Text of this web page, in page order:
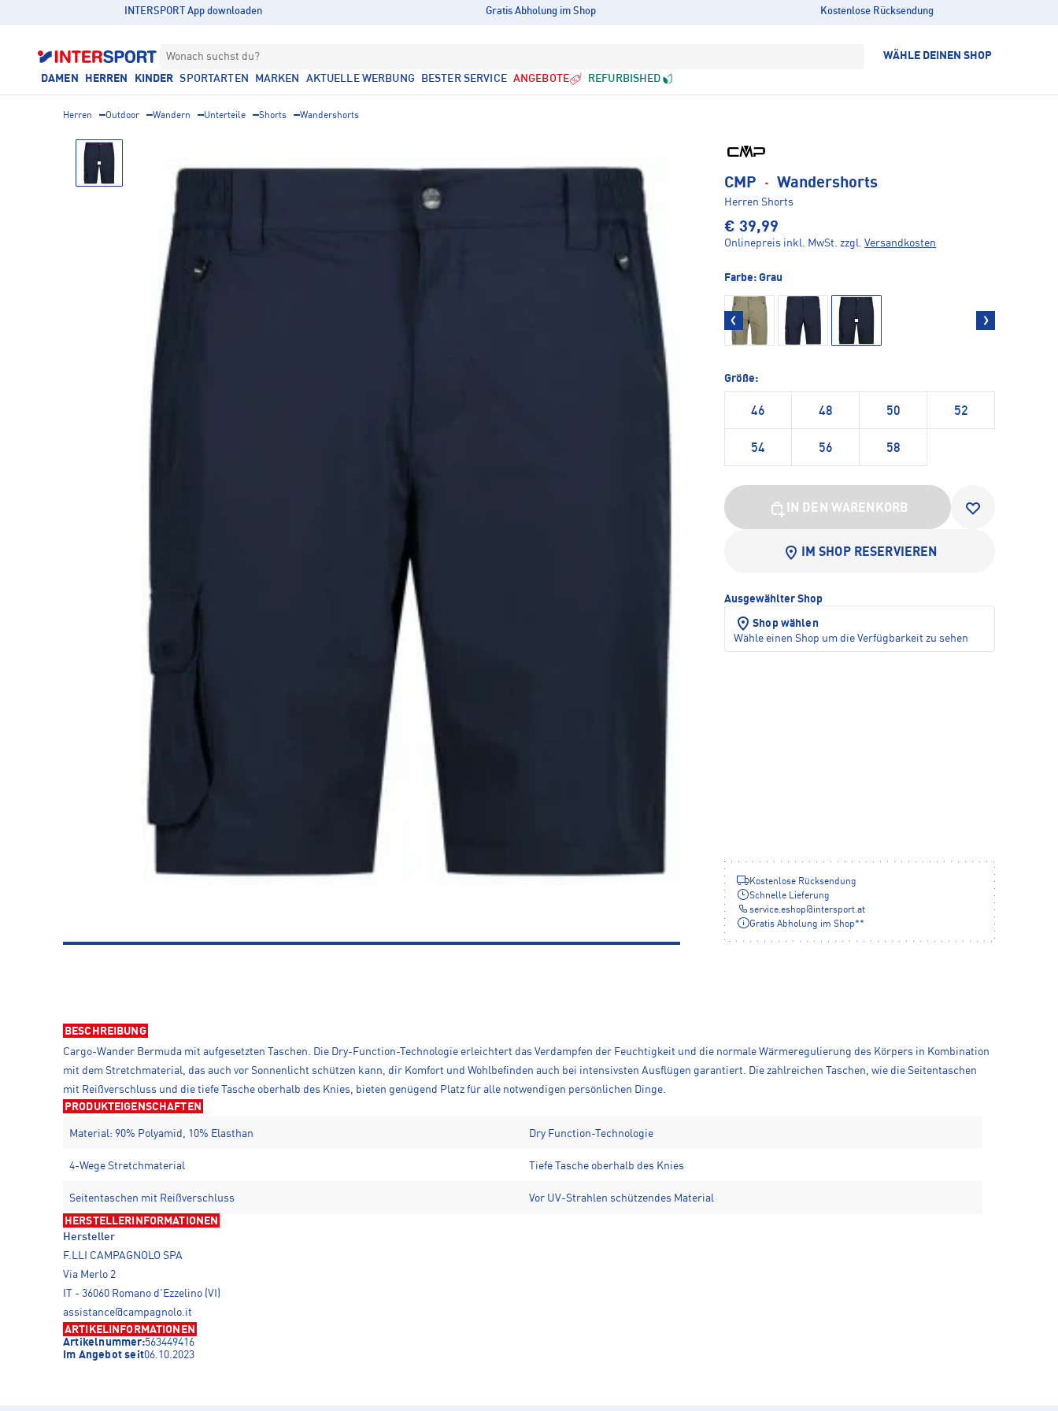
INTERSPORT App downloaden Gratis Abholung im Shop Kostenlose Rücksendung
Wonach suchst du? WÄHLE DEINEN SHOP
DAMEN HERREN KINDER SPORTARTEN MARKEN AKTUELLE WERBUNG BESTER SERVICE ANGEBOTE REFURBISHED
Herren Outdoor Wandern Unterteile Shorts Wandershorts
CMP · Wandershorts
Herren Shorts
€ 39,99
Onlinepreis inkl. MwSt. zzgl. Versandkosten
Farbe: Grau
Größe:
46 48 50 52
54 56 58
IN DEN WARENKORB
IM SHOP RESERVIEREN
Ausgewählter Shop
Shop wählen
Wähle einen Shop um die Verfügbarkeit zu sehen
Kostenlose Rücksendung
Schnelle Lieferung
service.eshop@ intersport.at
Gratis Abholung im Shop**
BESCHREIBUNG
Cargo-Wander Bermuda mit aufgesetzten Taschen. Die Dry-Function-Technologie erleichtert das Verdampfen der Feuchtigkeit und die normale Wärmeregulierung des Körpers in Kombination
mit dem Stretchmaterial, das auch vor Sonnenlicht schützen kann, dir Komfort und Wohlbefinden auch bei intensivsten Ausflügen garantiert. Die zahlreichen Taschen, wie die Seitentaschen
mit Reißverschluss und die tiefe Tasche oberhalb des Knies, bieten genügend Platz für alle notwendigen persönlichen Dinge.
PRODUKTEIGENSCHAFTEN
Material: 90% Polyamid, 10% Elasthan Dry Function-Technologie
4-Wege Stretchmaterial Tiefe Tasche oberhalb des Knies
Seitentaschen mit Reißverschluss Vor UV-Strahlen schützendes Material
HERSTELLERINFORMATIONEN
Hersteller
F.LLI CAMPAGNOLO SPA
Via Merlo 2
IT - 36060 Romano d'Ezzelino (VI)
assistance@campagnolo.it
ARTIKELINFORMATIONEN
Artikelnummer:563449416
Im Angebot seit06.10.2023